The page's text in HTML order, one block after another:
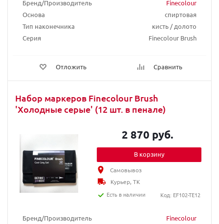
Бренд/Производитель
Finecolour
Основа
спиртовая
Тип наконечника
кисть / долото
Серия
Finecolour Brush
Отложить Сравнить
Набор маркеров Finecolour Brush
'Холодные серые' (12 шт. в пенале)
Бренд/Производитель
Finecolour
2 870 руб.
В корзину
Самовывоз
Курьер, ТК
Есть в наличии
Код: EF102-TE12